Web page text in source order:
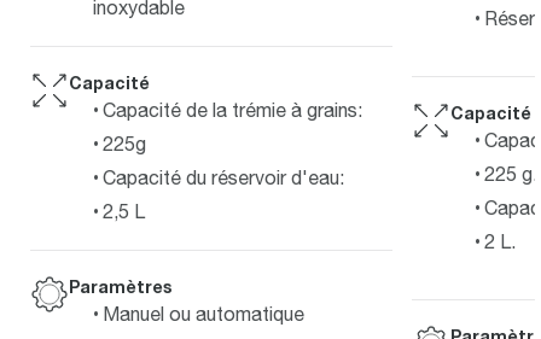
inoxydable
Capacité
Capacité de la trémie à grains:
225g
Capacité du réservoir d'eau:
2,5 L
Paramètres
Manuel ou automatique
Capacité
225 g.
2 L.